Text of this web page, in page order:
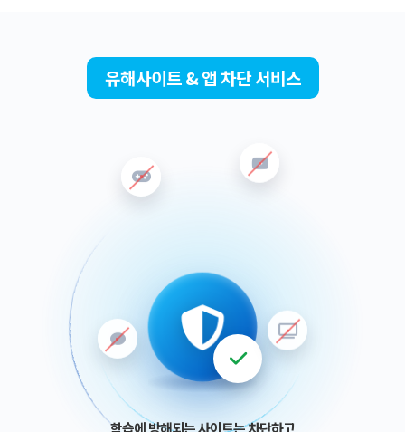
유해사이트 & 앱 차단 서비스
학습에 방해되는 사이트는 차단하고